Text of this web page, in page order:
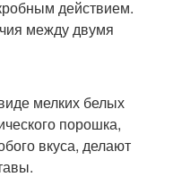
действием.
между двумя
мелких белых
порошка,
вкуса, делают